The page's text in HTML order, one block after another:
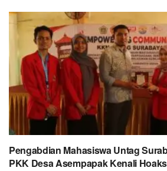
Pengabdian Mahasiswa Untag
PKK Desa Asempapak Kenali